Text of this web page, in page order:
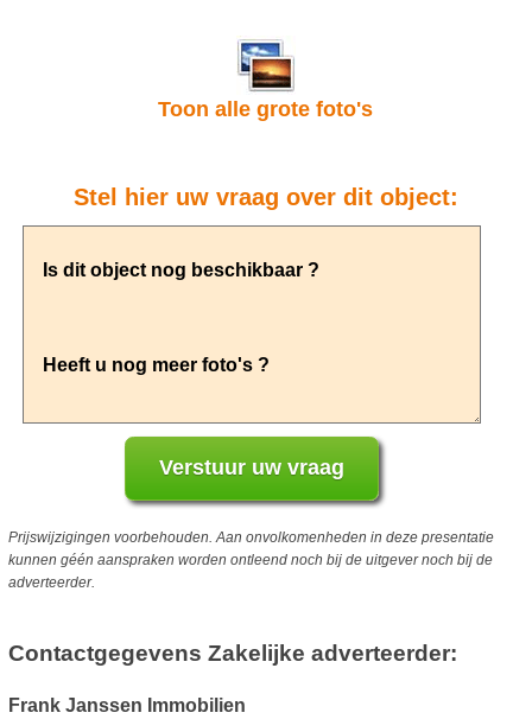
Toon alle grote foto's
Stel hier uw vraag over dit object:
Prijswijzigingen voorbehouden. Aan onvolkomenheden in deze presentatie
kunnen géén aanspraken worden ontleend noch bij de uitgever noch bij de
adverteerder.
Contactgegevens Zakelijke adverteerder:
Frank Janssen Immobilien